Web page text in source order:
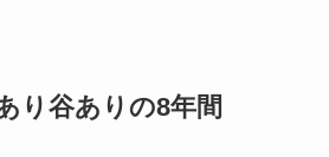
り谷ありの8年間